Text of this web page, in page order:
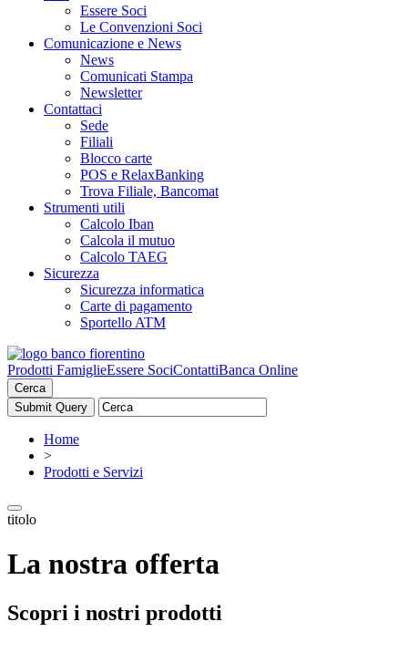
Essere Soci
Le Convenzioni Soci
Comunicazione e News
News
Comunicati Stampa
Newsletter
Contattaci
Sede
Filiali
Blocco carte
POS e RelaxBanking
Trova Filiale, Bancomat
Strumenti utili
Calcolo Iban
Calcola il mutuo
Calcolo TAEG
Sicurezza
Sicurezza informatica
Carte di pagamento
Sportello ATM
Prodotti FamiglieEssere SociContattiBanca Online
Cerca
Home
>
Prodotti e Servizi
titolo
La nostra offerta
Scopri i nostri prodotti